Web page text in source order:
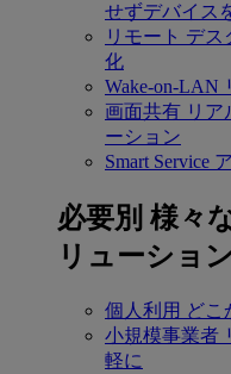
せずデバイス
リモート デス
化
Wake-on-LAN
画面共有 リア
ーション
Smart Service
必要別 様々
リューション
個人利用 どこ
小規模事業者
軽に